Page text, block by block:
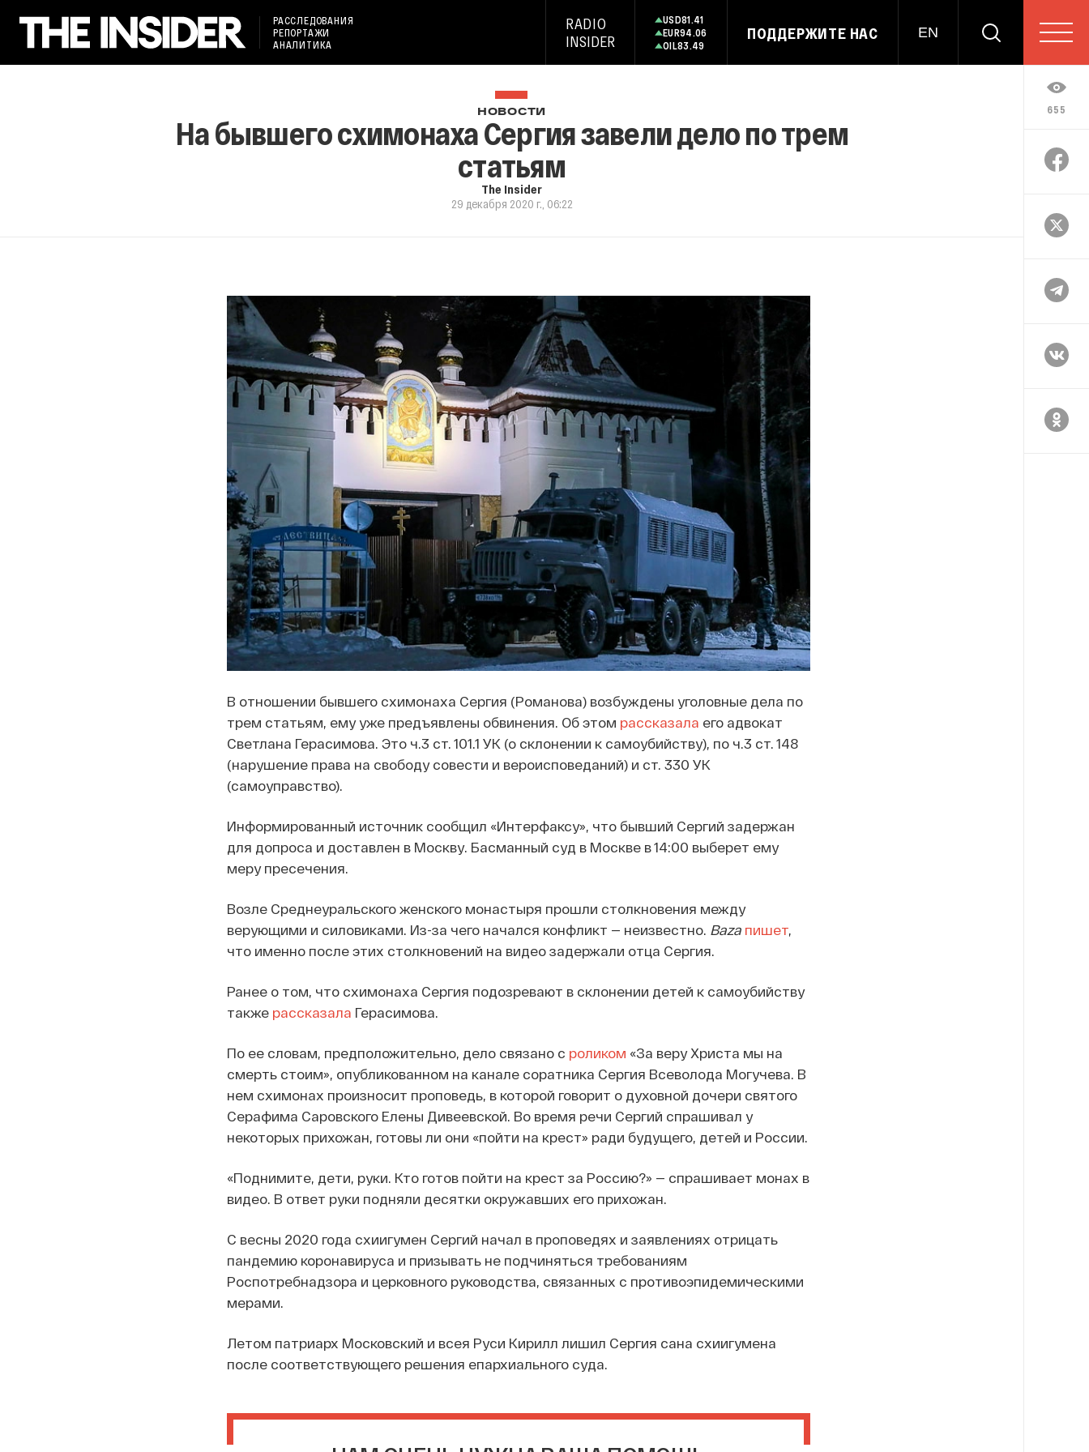
РАССЛЕДОВАНИЯ
РЕПОРТАЖИ
АНАЛИТИКА
RADIO
INSIDER
USD81.41
EUR94.06
OIL83.49
ПОДДЕРЖИТЕ НАС EN
655
НОВОСТИ
На бывшего схимонаха Сергия завели дело по трем
статьям
The Insider
29 декабря 2020 г., 06:22
В отношении бывшего схимонаха Сергия (Романова) возбуждены уголовные дела по
трем статьям, ему уже предъявлены обвинения. Об этом рассказала его адвокат
Светлана Герасимова. Это ч.3 ст. 101.1 УК (о склонении к самоубийству), по ч.3 ст. 148
(нарушение права на свободу совести и вероисповеданий) и ст. 330 УК
(самоуправство).
Информированный источник сообщил «Интерфаксу», что бывший Сергий задержан
для допроса и доставлен в Москву. Басманный суд в Москве в 14:00 выберет ему
меру пресечения.
Возле Среднеуральского женского монастыря прошли столкновения между
верующими и силовиками. Из-за чего начался конфликт — неизвестно. Baza пишет,
что именно после этих столкновений на видео задержали отца Сергия.
Ранее о том, что схимонаха Сергия подозревают в склонении детей к самоубийству
также рассказала Герасимова.
По ее словам, предположительно, дело связано с роликом «За веру Христа мы на
смерть стоим», опубликованном на канале соратника Сергия Всеволода Могучева. В
нем схимонах произносит проповедь, в которой говорит о духовной дочери святого
Серафима Саровского Елены Дивеевской. Во время речи Сергий спрашивал у
некоторых прихожан, готовы ли они «пойти на крест» ради будущего, детей и России.
«Поднимите, дети, руки. Кто готов пойти на крест за Россию?» — спрашивает монах в
видео. В ответ руки подняли десятки окружавших его прихожан.
С весны 2020 года схиигумен Сергий начал в проповедях и заявлениях отрицать
пандемию коронавируса и призывать не подчиняться требованиям
Роспотребнадзора и церковного руководства, связанных с противоэпидемическими
мерами.
Летом патриарх Московский и всея Руси Кирилл лишил Сергия сана схиигумена
после соответствующего решения епархиального суда.